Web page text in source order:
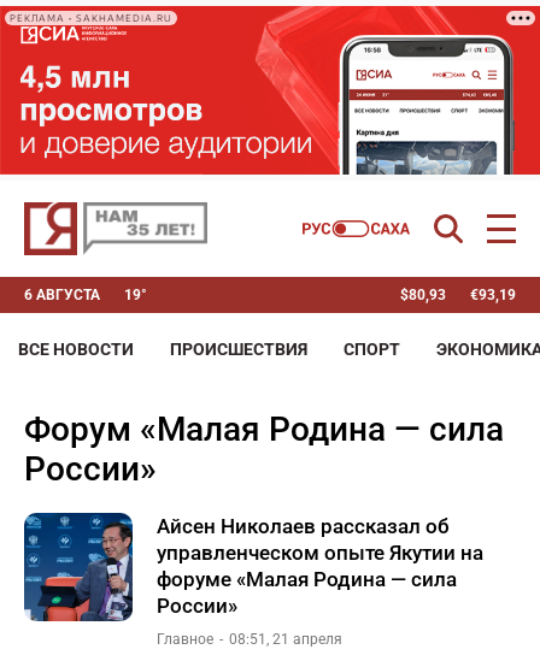
РЕКЛАМА • SAKHAMEDIA.RU
6 АВГУСТА 19° $80,93 €93,19
ВСЕ НОВОСТИ ПРОИСШЕСТВИЯ СПОРТ
форум «Малая Родина — сила
России»
Айсен Николаев рассказал об
управленческом опыте Якутии на
форуме «Малая Родина — сила
России»
Главное 08:51, 21 апреля